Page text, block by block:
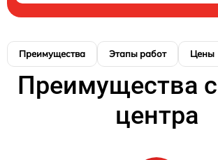
Преимущества Этапы работ Цены
Преимущества
центра